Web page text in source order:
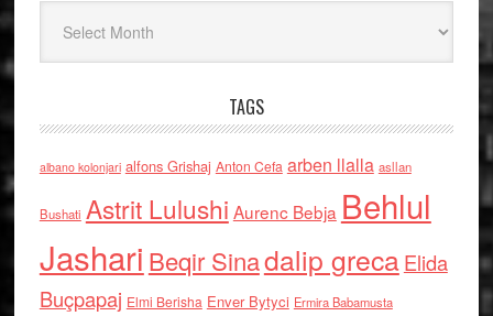
TAGS
albano kolonjari alfons Grishaj Anton Cefa arben llalla asllan
Bushati Astrit Lulushi Aurenc Bebja Behlul
Jashari Beqir Sinadalip grecaElida
Buçpapaj Elmi Berisha Enver Bytyci Ermira Babamusta